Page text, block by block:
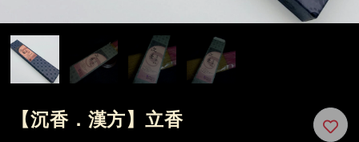
【沉香．漢方】立香